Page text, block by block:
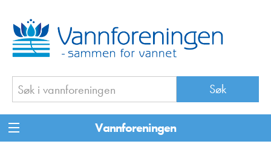
Vannforeningen